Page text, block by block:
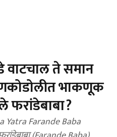
वाटचाल ते समान
भाकणूक
फरांडेबाबा?
Farande Baba